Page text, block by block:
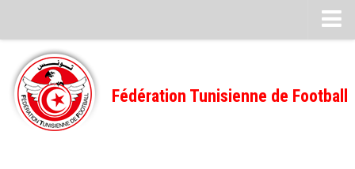
Feuille de match
FMI – 2022/2023
Ligue I – 2022/2023
Fédération Tunisienne de Football